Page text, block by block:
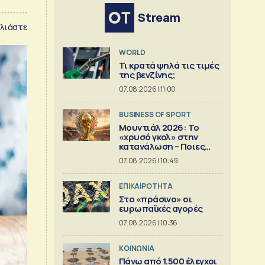
Stream
WORLD
Τι κρατά ψηλά τις τιμές
της βενζίνης;
07.08.2026 | 11:00
BUSINESS OF SPORT
Μουντιάλ 2026: Το
«χρυσό γκολ» στην
κατανάλωση – Ποιες
πόλεις και επιχειρήσεις
κέρδισαν
07.08.2026 | 10:49
ΕΠΙΚΑΙΡΟΤΗΤΑ
Στο «πράσινο» οι
ευρωπαϊκές αγορές
07.08.2026 | 10:36
ΚΟΙΝΩΝΙΑ
Πάνω από 1.500 έλεγχοι